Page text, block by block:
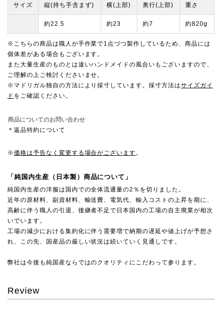
サイズ 縦(持ち手含まず) 横(上部) 奥行(上部) 重さ
約22.5 約23 約7 約820g
※こちらの商品は職人が手作業で1点づつ製作しているため、商品には
個体差がある場合もございます。
また大量生産のものとは違いハンドメイドの風合いもございますので、
ご理解の上ご検討くださいませ。
※マドリガル独自の方法により採寸しています。採寸方法はサイズガイ
ド をご確認ください。
商品についてのお問い合わせ
＊返品特約について
※価格は予告なく変更する場合がございます。
「純国内生産（日本製）商品について」
純国内生産の洋服は国内での全体流通量の2％を切りました。
近年の原材料、副資材料、輸送費、電気代、輸入コストの上昇を期に、
高齢に伴う職人の引退、後継者不足で日本国内の工場の自主廃業が相次
いでいます。
工場の減少における集約化に伴う需要増で納期の遅延や値上げが予想さ
れ、この先、国産品の厳しい状況は続いていく見通しです。
弊社は今後も純国産ならではのクオリティにこだわって参ります。
Review